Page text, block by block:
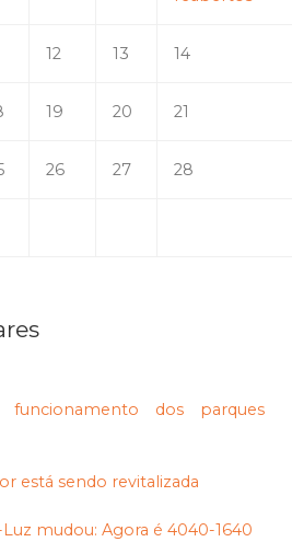
12 13 14
19 20 21
26 27 28
dos parques
está sendo revitalizada
mudou: Agora é 4040-1640